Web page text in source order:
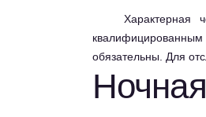
Характерная
обязательны. Для